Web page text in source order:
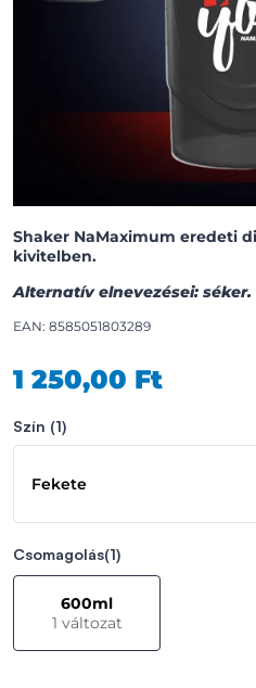
Shaker NaMaximum eredeti
kivitelben.
Alternatív elnevezései: séker.
EAN: 8585051803289
1 250,00 Ft
Szín (1)
Fekete
Csomagolás(1)
600ml
1 változat